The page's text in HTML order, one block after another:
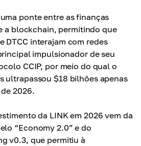
ponte entre as finanças
a blockchain, permitindo que
DTCC interajam com redes
impulsionador de seu
CCIP, por meio do qual o
ultrapassou $18 bilhões apenas
2026.
da LINK em 2026 vem da
“Economy 2.0” e do
v0.3, que permitiu à